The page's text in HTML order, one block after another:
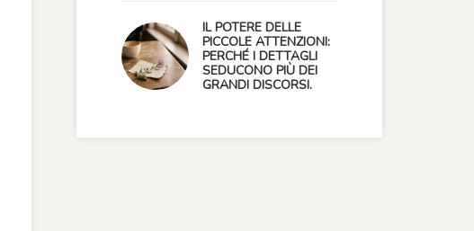
IL POTERE DELLE
PICCOLE ATTENZIONI:
PERCHÉ I DETTAGLI
SEDUCONO PIÙ DEI
GRANDI DISCORSI.